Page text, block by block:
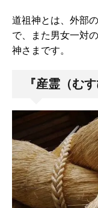
道祖神とは、外部
で、また男女一対
神さまです。
『産霊（むす